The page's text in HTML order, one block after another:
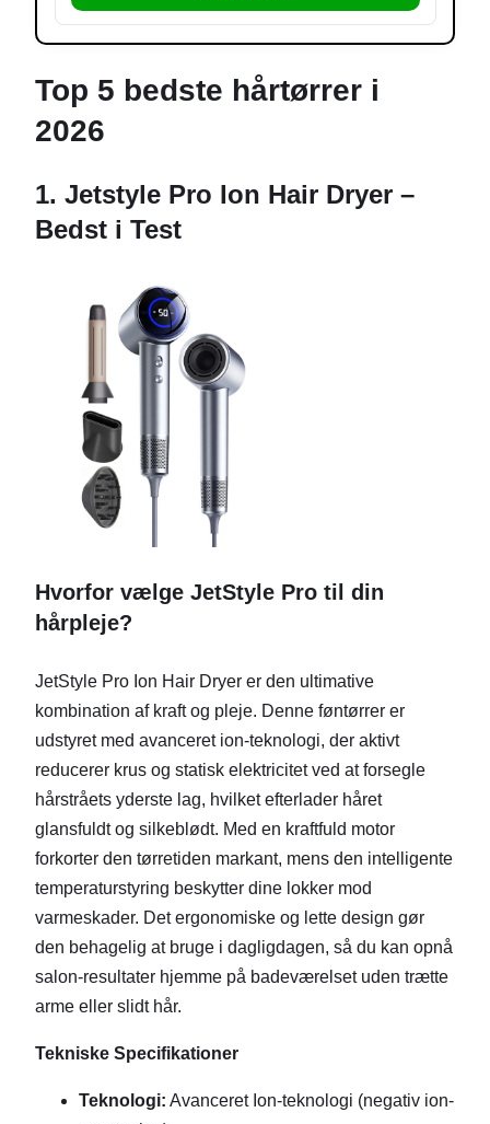
Top 5 bedste hårtørrer i
2026
1. Jetstyle Pro Ion Hair Dryer –
Bedst i Test
Hvorfor vælge JetStyle Pro til din
hårpleje?
JetStyle Pro Ion Hair Dryer er den ultimative
kombination af kraft og pleje. Denne føntørrer er
udstyret med avanceret ion-teknologi, der aktivt
reducerer krus og statisk elektricitet ved at forsegle
hårstråets yderste lag, hvilket efterlader håret
glansfuldt og silkeblødt. Med en kraftfuld motor
forkorter den tørretiden markant, mens den intelligente
temperaturstyring beskytter dine lokker mod
varmeskader. Det ergonomiske og lette design gør
den behagelig at bruge i dagligdagen, så du kan opnå
salon-resultater hjemme på badeværelset uden trætte
arme eller slidt hår.
Tekniske Specifikationer
Teknologi: Avanceret Ion-teknologi (negativ ion-